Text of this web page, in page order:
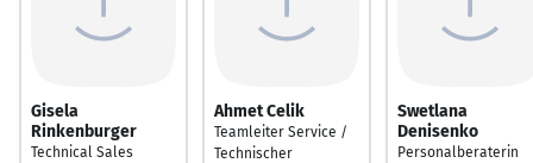
Gisela
Rinkenburger
Technical Sales
Ahmet Celik
Teamleiter Service /
Technischer
Swetlana
Denisenko
Personalberaterin